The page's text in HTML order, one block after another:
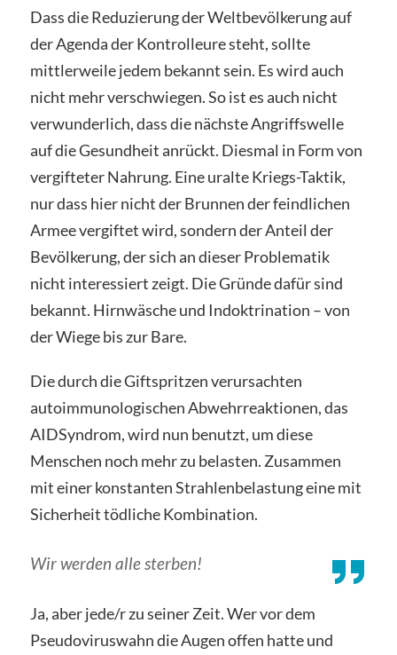
Dass die Reduzierung der Weltbevölkerung auf
der Agenda der Kontrolleure steht, sollte
mittlerweile jedem bekannt sein. Es wird auch
nicht mehr verschwiegen. So ist es auch nicht
verwunderlich, dass die nächste Angriffswelle
auf die Gesundheit anrückt. Diesmal in Form von
vergifteter Nahrung. Eine uralte Kriegs-Taktik,
nur dass hier nicht der Brunnen der feindlichen
Armee vergiftet wird, sondern der Anteil der
Bevölkerung, der sich an dieser Problematik
nicht interessiert zeigt. Die Gründe dafür sind
bekannt. Hirnwäsche und Indoktrination – von
der Wiege bis zur Bare.
Die durch die Giftspritzen verursachten
autoimmunologischen Abwehrreaktionen, das
AIDSyndrom, wird nun benutzt, um diese
Menschen noch mehr zu belasten. Zusammen
mit einer konstanten Strahlenbelastung eine mit
Sicherheit tödliche Kombination.
Wir werden alle sterben!
Ja, aber jede/r zu seiner Zeit. Wer vor dem
Pseudoviruswahn die Augen offen hatte und